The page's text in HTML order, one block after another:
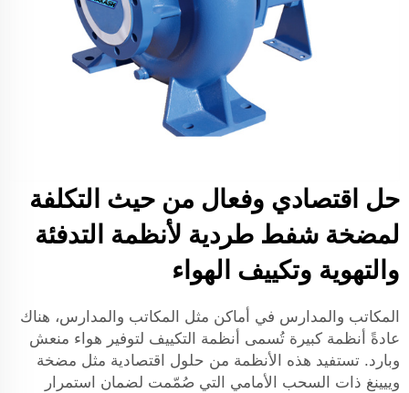
حل اقتصادي وفعال من حيث التكلفة
لمضخة شفط طردية لأنظمة التدفئة
والتهوية وتكييف الهواء
المكاتب والمدارس في أماكن مثل المكاتب والمدارس، هناك
عادةً أنظمة كبيرة تُسمى أنظمة التكييف لتوفير هواء منعش
وبارد. تستفيد هذه الأنظمة من حلول اقتصادية مثل مضخة
وييينغ ذات السحب الأمامي التي صُمّمت لضمان استمرار